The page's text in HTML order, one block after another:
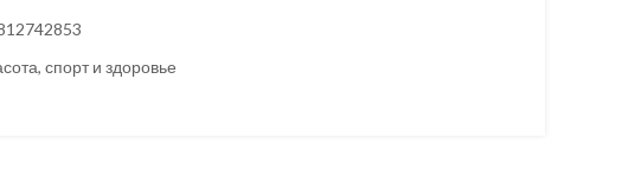
спорт и здоровье